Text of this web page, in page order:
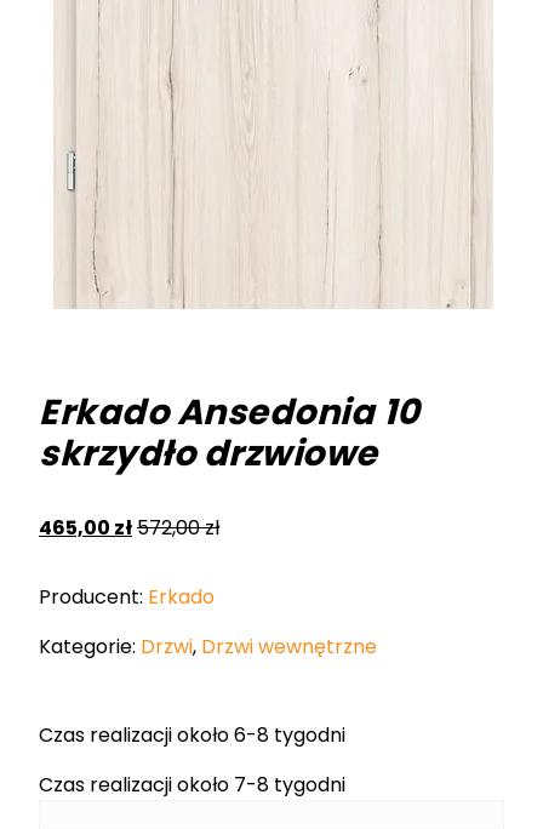
Erkado Ansedonia 10
skrzydło drzwiowe
465,00 zł572,00zł
Producent: Erkado
Kategorie: Drzwi, Drzwi wewnętrzne
Czas realizacji około 6-8 tygodni
Czas realizacji około 7-8 tygodni